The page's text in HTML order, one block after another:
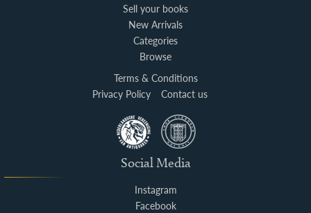
Sell your books
New Arrivals
Categories
Browse
Terms & Conditions
Privacy Policy
Contact us
Social Media
Instagram
Facebook